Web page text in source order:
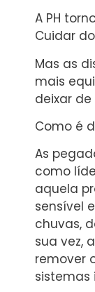
A PH
Cuidar
Mas as
mais
deixar
Como é
As
como
aquela
sensível
chuvas,
sua vez,
remover
sistemas